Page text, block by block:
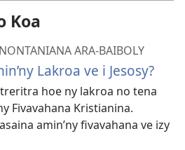
Koa
ARA-BAIBOLY
Lakroa ve i Jesosy?
hoe ny lakroa no tena
Fivavahana Kristianina.
amin’ny fivavahana ve izy